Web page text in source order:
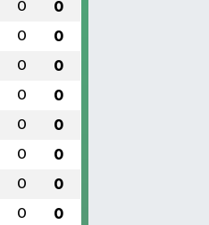
0 0
0 0
0 0
0 0
0 0
0 0
0 0
0 0